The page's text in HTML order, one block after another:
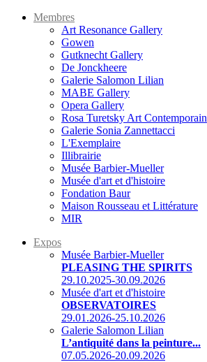
Membres
Art Resonance Gallery
Gowen
Gutknecht Gallery
De Jonckheere
Galerie Salomon Lilian
MABE Gallery
Opera Gallery
Rosa Turetsky Art Contemporain
Galerie Sonia Zannettacci
L'Exemplaire
Illibrairie
Musée Barbier-Mueller
Musée d'art et d'histoire
Fondation Baur
Maison Rousseau et Littérature
MIR
Expos
Musée Barbier-Mueller
PLEASING THE SPIRITS
29.10.2025-30.09.2026
Musée d'art et d'histoire
OBSERVATOIRES
29.01.2026-25.10.2026
Galerie Salomon Lilian
L’antiquité dans la peinture...
07.05.2026-20.09.2026